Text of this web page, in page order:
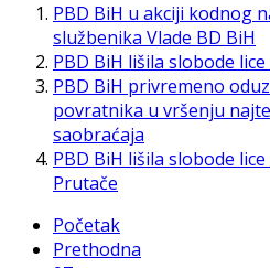
PBD BiH u akciji kodnog
službenika Vlade BD BiH
PBD BiH lišila slobode
PBD BiH privremeno
povratnika u vršenju
saobraćaja
PBD BiH lišila slobode
Prutače
Početak
Prethodna